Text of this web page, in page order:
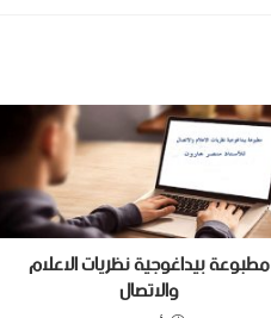
مطبوعة بيداغوجية نظريات الاعلام
والاتصال